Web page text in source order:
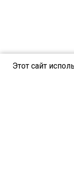
Этот сайт